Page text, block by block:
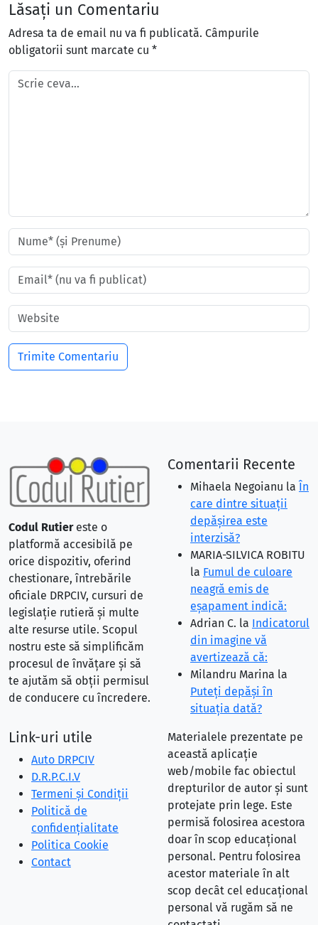
Lăsați un Comentariu
Adresa ta de email nu va fi publicată. Câmpurile
obligatorii sunt marcate cu *
Codul Rutiereste o
platformă accesibilă pe
orice dispozitiv, oferind
chestionare, întrebările
oficiale DRPCIV, cursuri de
legislație rutieră și multe
alte resurse utile. Scopul
nostru este să simplificăm
procesul de învățare și să
te ajutăm să obții permisul
de conducere cu încredere.
Comentarii Recente
Mihaela Negoianu la În
care dintre situaţii
depăşirea este
interzisă?
MARIA-SILVICA ROBITU
la Fumul de culoare
neagră emis de
eşapament indică:
Adrian C. la Indicatorul
din imagine vă
avertizează că:
Milandru Marina la
Puteţi depăşi în
situaţia dată?
Link-uri utile
Auto DRPCIV
D.R.P.C.I.V
Termeni și Condiții
Politică de
confidențialitate
Politica Cookie
Contact
Materialele prezentate pe
această aplicație
web/mobile fac obiectul
drepturilor de autor și sunt
protejate prin lege. Este
permisă folosirea acestora
doar în scop educațional
personal. Pentru folosirea
acestor materiale în alt
scop decât cel educațional
personal vă rugăm să ne